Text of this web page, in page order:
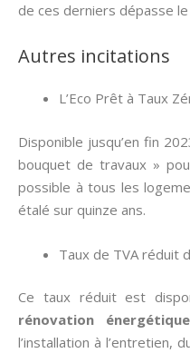
de ces derniers dépasse
Autres incitations
L’Eco Prêt à Taux
Disponible jusqu’en fin
bouquet de travaux »
possible à tous les
étalé sur quinze ans.
Taux de TVA réduit
Ce taux réduit est
rénovation
l’installation à l’entretien,